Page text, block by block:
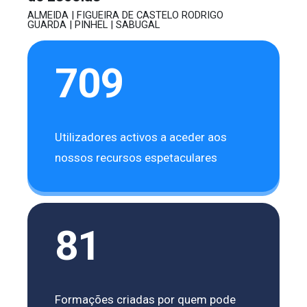
ALMEIDA | FIGUEIRA DE CASTELO RODRIGO
GUARDA | PINHEL | SABUGAL
709
Utilizadores activos a aceder aos
nossos recursos espetaculares
81
Formações criadas por quem pode